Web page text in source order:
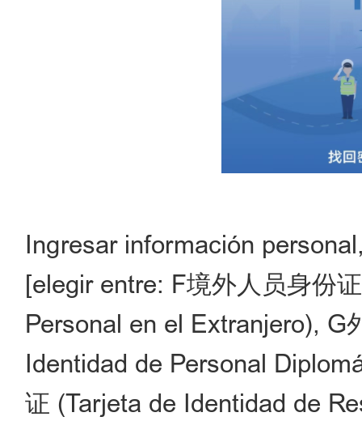
Ingresar información
[elegir entre: F境外人员身份
Personal en el Extranjero), G
Identidad de Personal Diplom
证 (Tarjeta de Identidad de